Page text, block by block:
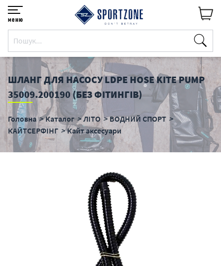
меню
ШЛАНГ ДЛЯ НАСОСУ LDPE HOSE KITE PUMP
35009.200190 (БЕЗ ФІТИНГІВ)
Головна Каталог ЛІТО
ВОДНИЙ СПОРТ
КАЙТСЕРФІНГ
Кайт аксесуари